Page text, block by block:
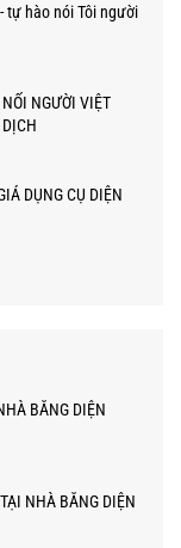
tự hào nói Tôi người
NGƯỜI VIỆT
DỤNG CỤ DIỆN
BẰNG DIỆN
NHÀ BẰNG DIỆN